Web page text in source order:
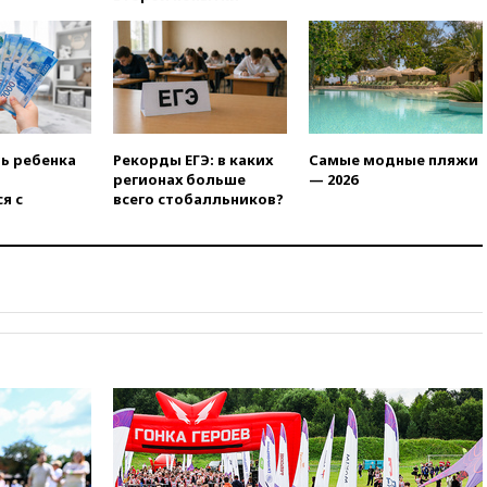
Верховный суд снять «Яблоко»
с выборов
13:11
Путин обсудил с
президентом ОАЭ ситуацию в
Персидском заливе и на
Украине
13:09
Суд обязал москвичку
выселить из квартиры
крокодила, лису и других
рекордных показателей
12:30 Российские войска
взяли под контроль село
Анискино в Харьковской
ребенка
с
Рекорды ЕГЭ: в каких
регионах больше
всего стобалльников?
Самые модные пляжи
— 2026